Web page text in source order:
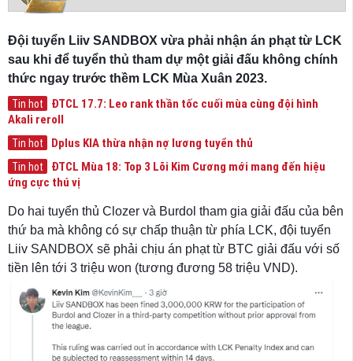
Đội tuyển Liiv SANDBOX vừa phải nhận án phạt từ LCK
sau khi để tuyển thủ tham dự một giải đấu không chính
thức ngay trước thềm LCK Mùa Xuân 2023.
Tin hot
ĐTCL 17.7: Leo rank thần tốc cuối mùa cùng đội hình
Akali reroll
Tin hot Dplus KIA thừa nhận nợ lương tuyển thủ
Tin hot
ĐTCL Mùa 18: Top 3 Lõi Kim Cương mới mang đến hiệu
ứng cực thú vị
Do hai tuyển thủ Clozer và Burdol tham gia giải đấu của bên
thứ ba mà không có sự chấp thuận từ phía LCK, đội tuyển
Liiv SANDBOX sẽ phải chịu án phạt từ BTC giải đấu với số
tiền lên tới 3 triệu won (tương đương 58 triệu VND).